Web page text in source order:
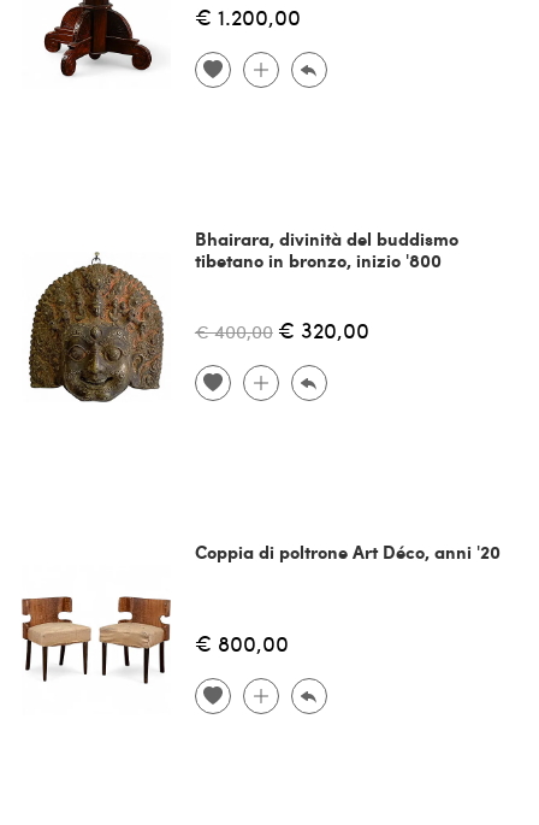
€ 1.200,00
Bhairara, divinità del buddismo
tibetano in bronzo, inizio '800
€ 400,00 € 320,00
Coppia di poltrone Art Déco, anni '20
€ 800,00